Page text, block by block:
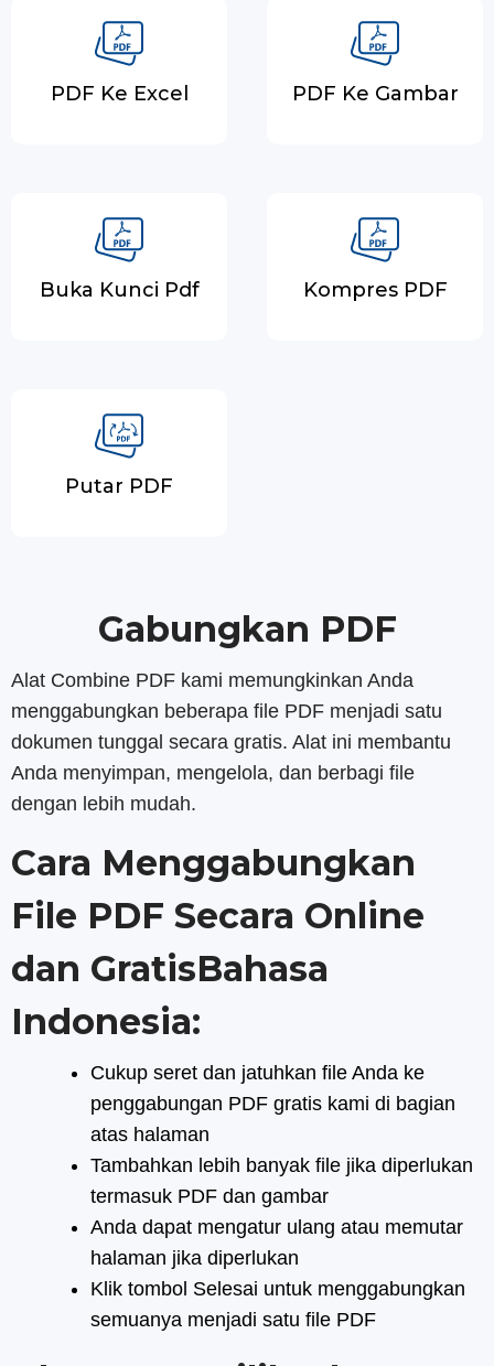
PDF Ke Excel PDF Ke Gambar
Buka Kunci Pdf Kompres PDF
Putar PDF
Gabungkan PDF
Alat Combine PDF kami memungkinkan Anda
menggabungkan beberapa file PDF menjadi satu
dokumen tunggal secara gratis. Alat ini membantu
Anda menyimpan, mengelola, dan berbagi file
dengan lebih mudah.
Cara Menggabungkan
File PDF Secara Online
dan GratisBahasa
Indonesia:
Cukup seret dan jatuhkan file Anda ke
penggabungan PDF gratis kami di bagian
atas halaman
Tambahkan lebih banyak file jika diperlukan
termasuk PDF dan gambar
Anda dapat mengatur ulang atau memutar
halaman jika diperlukan
Klik tombol Selesai untuk menggabungkan
semuanya menjadi satu file PDF